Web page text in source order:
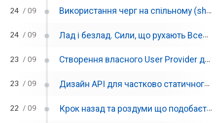
24 / 09 Використання черг на спільному (shared) хостингу з Laravel
24 / 09 Лад і безлад. Сили, що рухають Всесвіт – документальний фільм про енергію
23 / 09 Створення власного User Provider для Laravel 11
23 / 09 Дизайн API для частково статичного клону Reddit
22 / 09 Крок назад та роздуми що подобається та ні в стеку для клона Reddit